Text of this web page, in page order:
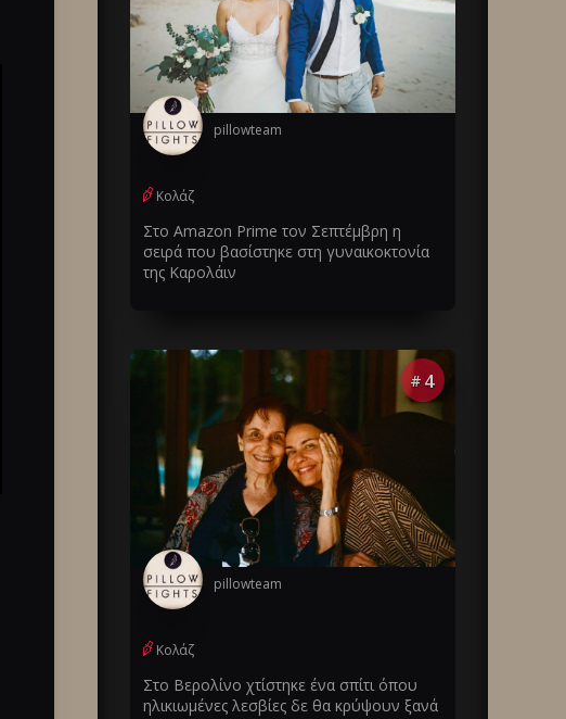
pillowteam
Κολάζ
Στο Amazon Prime τον Σεπτέμβρη η
σειρά που βασίστηκε στη γυναικοκτονία
της Καρολάιν
# 4
pillowteam
Κολάζ
Στο Βερολίνο χτίστηκε ένα σπίτι όπου
ηλικιωμένες λεσβίες δε θα κρύψουν ξανά